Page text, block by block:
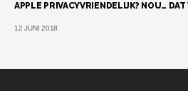
APPLE PRIVACYVRIENDELIJK? NOU…
12 JUNI 2018